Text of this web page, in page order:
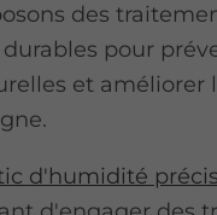
des
pour
et améliorer
d'humidité précis